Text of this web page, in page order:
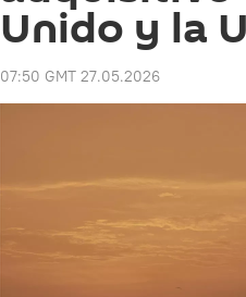
Unido y la
07:50 GMT 27.05.2026